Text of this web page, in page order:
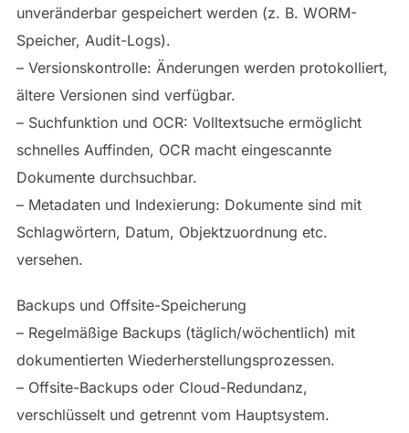
unveränderbar gespeichert werden (z. B. WORM-
Speicher, Audit-Logs).
– Versionskontrolle: Änderungen werden protokolliert,
ältere Versionen sind verfügbar.
– Suchfunktion und OCR: Volltextsuche ermöglicht
schnelles Auffinden, OCR macht eingescannte
Dokumente durchsuchbar.
– Metadaten und Indexierung: Dokumente sind mit
Schlagwörtern, Datum, Objektzuordnung etc.
versehen.
Backups und Offsite-Speicherung
– Regelmäßige Backups (täglich/wöchentlich) mit
dokumentierten Wiederherstellungsprozessen.
– Offsite-Backups oder Cloud-Redundanz,
verschlüsselt und getrennt vom Hauptsystem.